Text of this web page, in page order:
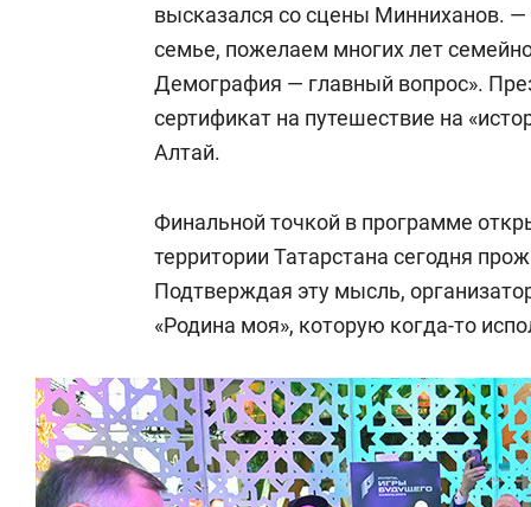
высказался со сцены Минниханов.
семье, пожелаем многих лет
Демография — главный вопрос».
сертификат на путешествие на
Алтай.
Финальной точкой в программе
территории Татарстана сегодня
Подтверждая эту мысль,
«Родина моя», которую когда-то